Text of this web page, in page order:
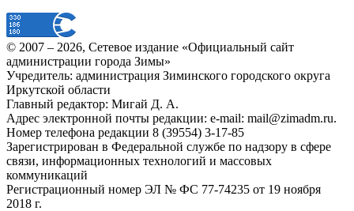
© 2007 – 2026, Сетевое издание «Официальный сайт
администрации города Зимы»
Учредитель: администрация Зиминского городского округа
Иркутской области
Главный редактор: Мигай Д. А.
Адрес электронной почты редакции: e-mail: mail@zimadm.ru.
Номер телефона редакции 8 (39554) 3-17-85
Зарегистрирован в Федеральной службе по надзору в сфере
связи, информационных технологий и массовых
коммуникаций
Регистрационный номер ЭЛ № ФС 77-74235 от 19 ноября
2018 г.